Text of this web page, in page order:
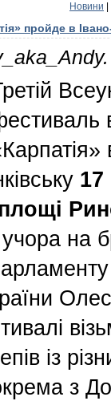
Новини
пройде в
17
на
із
з